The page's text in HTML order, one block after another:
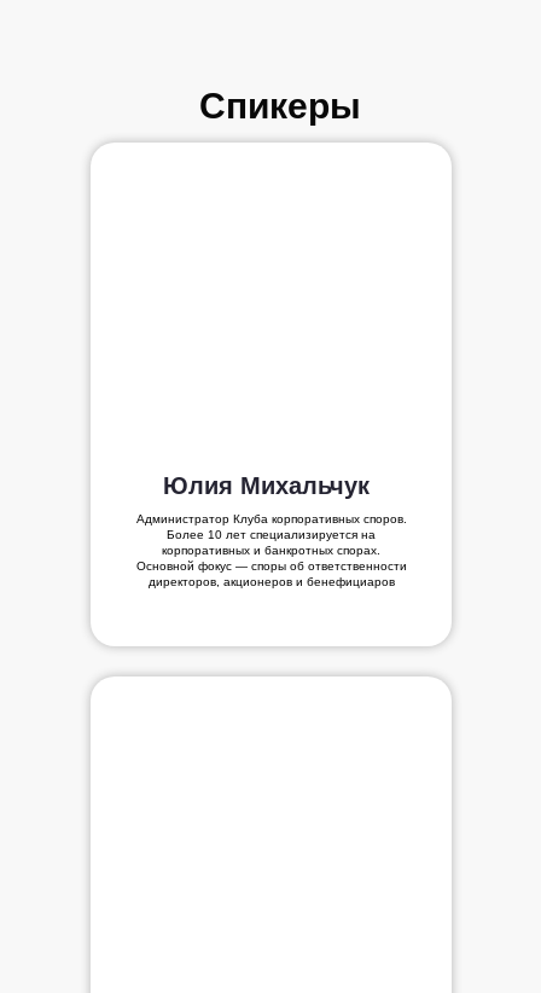
Спикеры
Юлия Михальчук
Администратор Клуба корпоративных споров.
Более 10 лет специализируется на
корпоративных и банкротных спорах.
Основной фокус — споры об ответственности
директоров, акционеров и бенефициаров